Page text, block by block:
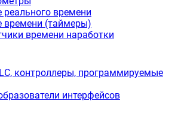
реального времени
времени (таймеры)
времени наработки
контроллеры, программируемые
интерфейсов